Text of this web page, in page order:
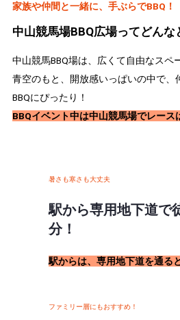
家族や仲間と一緒に、手ぶらでBBQ！
中山競馬場BBQ広場ってどんな
中山競馬BBQ場は、広くて自由なスペ
青空のもと、開放感いっぱいの中で、
BBQにぴったり！
BBQイベント中は中山競馬場でレース
暑さも寒さも大丈夫
駅から専用地下道で
分！
駅からは、専用地下道を通る
ファミリー層にもおすすめ！